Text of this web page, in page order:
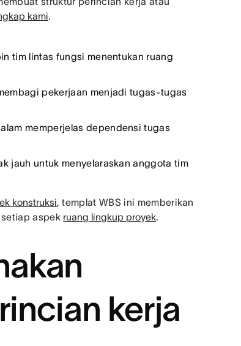
kami.
tim lintas fungsi menentukan ruang
pekerjaan menjadi tugas-tugas
memperjelas dependensi tugas
jauh untuk menyelaraskan anggota tim
konstruksi, templat WBS ini memberikan
aspek ruang lingkup proyek.
kerja